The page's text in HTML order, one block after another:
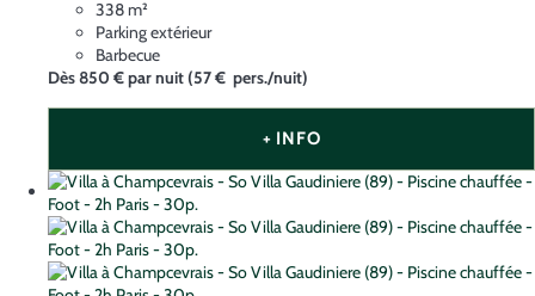
338 m²
Parking extérieur
Barbecue
Dès850 €par nuit(57 € pers./nuit)
+ INFO